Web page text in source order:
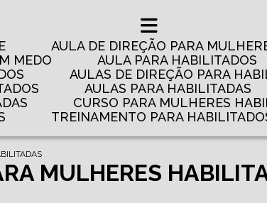
AULA DE DIREÇÃO PARA
MEDO
AULA PARA HABILITADOS
AULAS DE DIREÇÃO PARA
AULAS PARA HABILITADAS
CURSO PARA MULHERES
TREINAMENTO PARA
MULHERES